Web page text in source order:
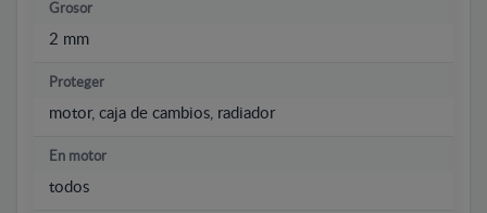
Grosor
2 mm
Proteger
motor, caja de cambios, radiador
En motor
todos